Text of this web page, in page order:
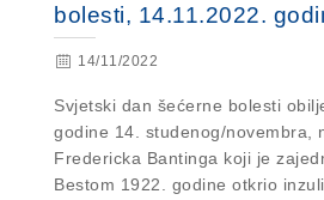
bolesti, 14.11.2022.
14/11/2022
Svjetski dan šećerne bolesti
godine 14. studenog/novembra,
Fredericka Bantinga koji je
Bestom 1922. godine otkrio